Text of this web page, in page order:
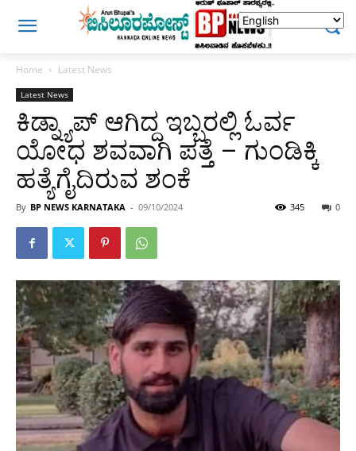
Home Latest News
Latest News
ಕಿಡ್ನ್ಯಾಪ್ ಆಗಿದ್ದ ಇಬ್ಬರಲ್ಲಿ ಓರ್ವ
ಯೋಧ ಶವವಾಗಿ ಪತ್ತೆ – ಗುಂಡಿಕ್ಕಿ
ಹತ್ಯೆಗೈದಿರುವ ಶಂಕೆ
By BP NEWS KARNATAKA - 09/10/2024 0
345